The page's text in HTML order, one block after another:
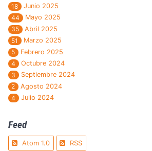
18
Junio 2025
44
Mayo 2025
35
Abril 2025
51
Marzo 2025
5
Febrero 2025
4
Octubre 2024
3
Septiembre 2024
2
Agosto 2024
4
Julio 2024
Feed
Atom 1.0 RSS